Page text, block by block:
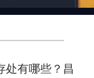
处有哪些？昌